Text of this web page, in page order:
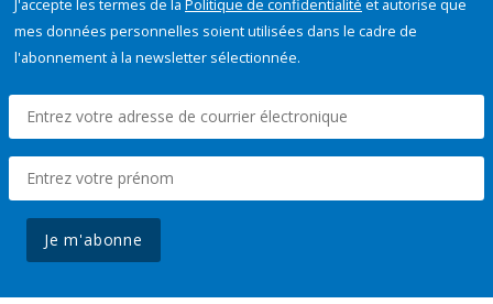
J'accepte les termes de la Politique de confidentialité et autorise que
mes données personnelles soient utilisées dans le cadre de
l'abonnement à la newsletter sélectionnée.
Je m'abonne